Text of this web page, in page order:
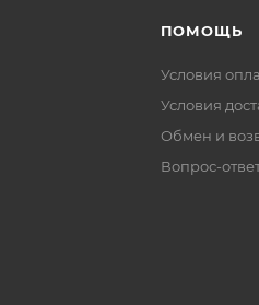
ПОМОЩЬ
Условия
Условия
Обмен и
Вопрос-